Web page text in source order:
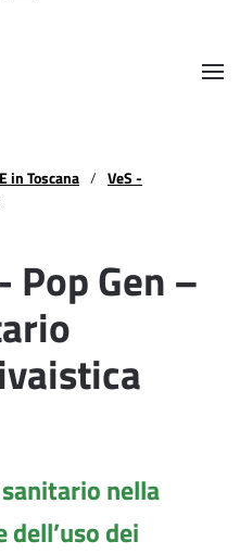
in Toscana
VeS -
Pop Gen –
nella
dei